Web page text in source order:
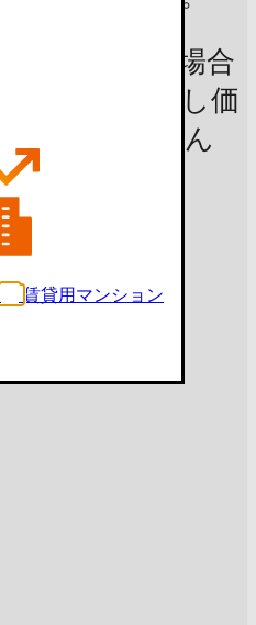
とは異なる場合
将来の売出し価
はありません
賃貸用マンション